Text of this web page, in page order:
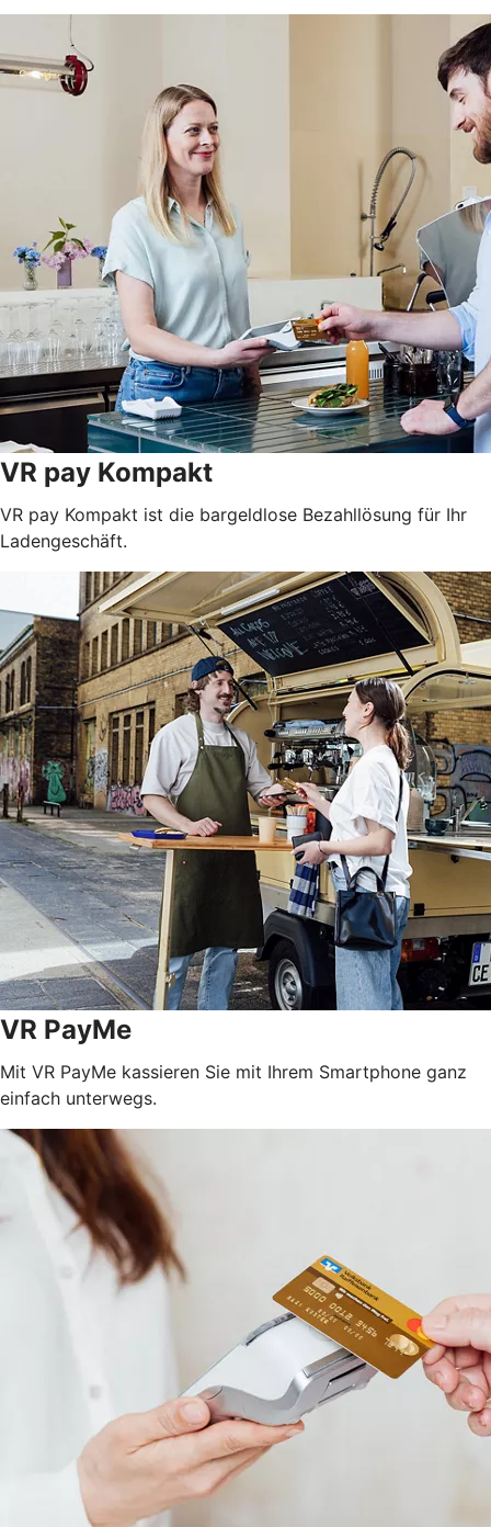
VR pay Kompakt
VR pay Kompakt ist die bargeldlose Bezahllösung für Ihr
Ladengeschäft.
VR PayMe
Mit VR PayMe kassieren Sie mit Ihrem Smartphone ganz
einfach unterwegs.